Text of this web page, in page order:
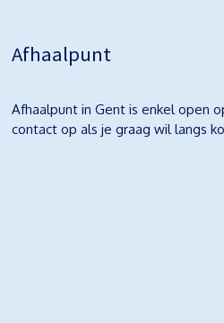
Afhaalpunt
Afhaalpunt in Gent is enkel open
contact op als je graag wil langs